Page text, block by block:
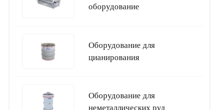
оборудование
Оборудование для
цианирования
Оборудование для
неметаллических руд